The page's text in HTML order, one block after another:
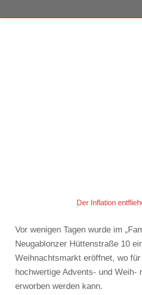
Der Inflation
Vor wenigen Tagen wurde im
Neugablonzer Hüttenstraße 10
Weihnachtsmarkt eröffnet, wo für
hochwertige Advents- und Weih-
erworben werden kann.